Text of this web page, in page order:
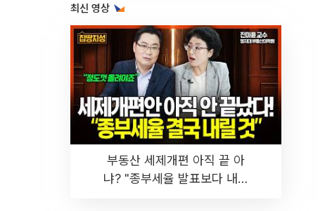
최신 영상
부동산 세제개편 아직 끝 아
냐? "종부세율 발표보다 내릴